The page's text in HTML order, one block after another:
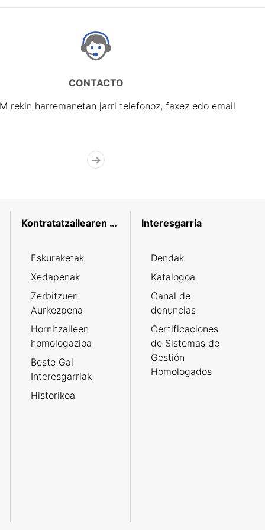
CONTACTO
rekin harremanetan jarri telefonoz, faxez edo email
Kontratatzailearen profila
Eskuraketak
Xedapenak
Zerbitzuen
Aurkezpena
Hornitzaileen
homologazioa
Beste Gai
Interesgarriak
Historikoa
Interesgarria
Dendak
Katalogoa
Canal de
denuncias
Certificaciones
de Sistemas de
Gestión
Homologados